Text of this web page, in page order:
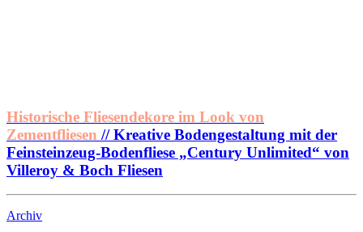
Historische Fliesendekore im Look von
Zementfliesen // Kreative Bodengestaltung mit der
Feinsteinzeug-Bodenfliese „Century Unlimited“ von
Villeroy & Boch Fliesen
Archiv